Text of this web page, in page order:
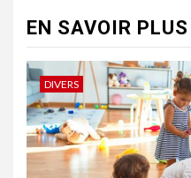
EN SAVOIR PLUS
DIVERS